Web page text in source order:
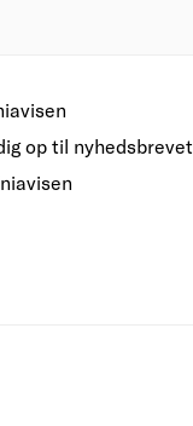
op til nyhedsbrevet